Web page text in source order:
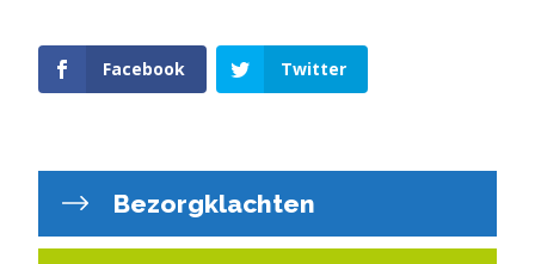
Facebook Twitter
Bezorgklachten